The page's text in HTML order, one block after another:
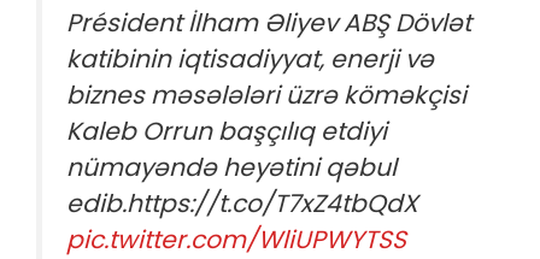
Président İlham Əliyev ABŞ Dövlət
katibinin iqtisadiyyat, enerji və
biznes məsələləri üzrə köməkçisi
Kaleb Orrun başçılıq etdiyi
nümayəndə heyətini qəbul
edib.https://t.co/T7xZ4tbQdX
pic.twitter.com/WliUPWYTSS